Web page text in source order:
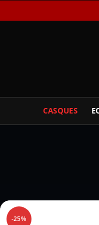
CASQUES
-25%